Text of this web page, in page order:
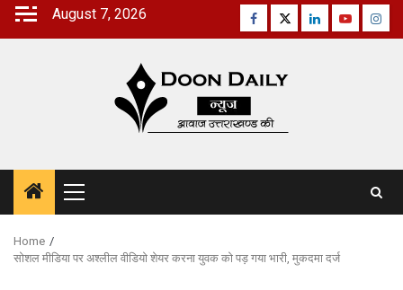
Skip
August 7, 2026 Facebook
TwitterLinkedinYoutube
Primary
Menu
Home
सोशल मीडिया पर अश्लील वीडियो शेयर करना युवक को पड़ गया भारी, मुकदमा दर्ज